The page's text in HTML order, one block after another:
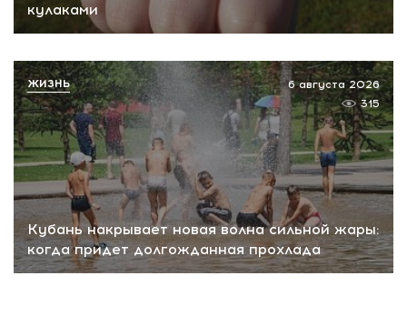
кулаками
Кубань накрывает новая волна сильной жары:
когда придет долгожданная прохлада
6 августа 2026
315
ЖИЗНЬ